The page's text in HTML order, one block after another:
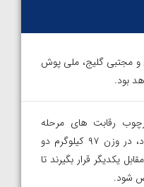
و مجتبی گلیج، ملی پوش
رقابت های مرحله
نهایی انتخابی تیم ملی کشتی آزاد، در وزن ۹۷ کیلوگرم دو
یکدیگر قرار بگیرند تا
شود.